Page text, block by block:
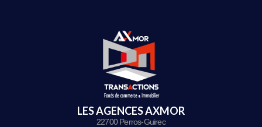
LES AGENCES AXMOR
22700 Perros-Guirec